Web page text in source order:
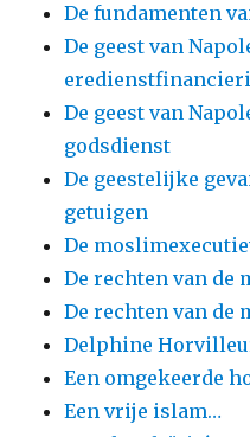
De fundamenten
De geest van
De geest van
godsdienst
De geestelijke
getuigen
De
De rechten van de
De rechten van de
Delphine
Een omgekeerde
Een vrije islam…